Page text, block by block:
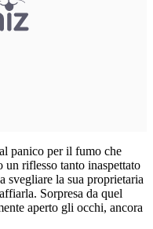
panico per il fumo che
riflesso tanto inaspettato
svegliare la sua proprietaria
Sorpresa da quel
aperto gli occhi, ancora